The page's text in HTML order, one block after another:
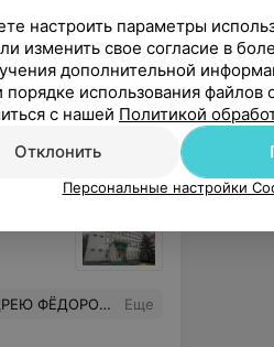
буду записываться только к Татьяне Григорьевне! Еще
Надеюсь, что руководство поощрит столь высококвалифицированного специалиста. Еще
настроить параметры
изменить свое согласие в
дополнительной
порядке использования
с нашей Политикой
Отклонить
Персональные настройки